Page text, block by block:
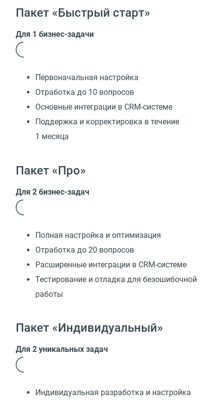
Пакет «Быстрый старт»
Для 1 бизнес-задачи
Первоначальная настройка
Отработка до 10 вопросов
Основные интеграции в CRM-системе
Поддержка и корректировка в течение
1 месяца
Пакет «Про»
Для 2 бизнес-задач
Полная настройка и оптимизация
Отработка до 20 вопросов
Расширенные интеграции в CRM-системе
Тестирование и отладка для безошибочной
работы
Пакет «Индивидуальный»
Для 2 уникальных задач
Индивидуальная разработка и настройка